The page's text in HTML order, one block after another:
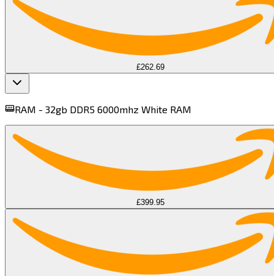
£262.69
RAM - 32gb DDR5 6000mhz White RAM​​​​‌ ‍ ​‍​‍‌‍ ‌ ​‍‌‍‍‌‌‍‌ ‌‍‍‌‌‍ ‍​‍​‍​ ‍‍​‍​‍‌ ​ ‌‍​‌‌‍ ‍‌‍‍‌‌ ‌​‌ ‍‌​‍ ‍‌‍‍‌‌‍ ​‍​‍​‍ ​​‍​‍‌‍‍​‌ ​‍‌‍‌‌‌‍‌‍​‍​‍​ ‍‍​‍​‍​‍ ‌‍​‌‌‍‌​‌‍ ‌‌‍‍‌‌‍ ‍​‍ ‌‍‍‌‌‍ ‍‌ ‌​‌‍‌‌‌‍ ‍‌ ‌​​‍ ‌‍‌‌‌‍‌​‌‍‍‌‌ ‌​​‍ ‌‍ ‌‌‍ ‌‍‌​‌‍‌‌​ ‌‌ ​​‌ ​‍‌‍‌‌‌ ​ ‌‍‌‌‌‍ ‍‌ ‌​‌‍​‌‌ ‌​‌‍‍‌‌‍ ‌‍ ‍​ ‍ ‌‍‍‌‌‍‌​​ ‌‌‍​ ​ ‌‌​ ​ ​ ‌‌​ ‍​‌‍​‌​ ‌‍‌‍‌‍​‍ ‌​ ​​‌‍‌‌​ ‌​‌‍​‍​‍ ‌​ ‌​​ ‌‍​ ​‍‌‍‌‍​‍ ‌‌‍​‌‌‍‌​‌‍‌​​ ​​​‍ ‌​ ‌‌‌‍​‌​ ‌‍​ ‌‌​ ​ ‌‍‌‌​ ‌‍‌‍​ ‌‍‌‍​ ​ ​ ​‍‌‍​‌​ ‍ ‌ ‌​‌ ‍‌‌ ​​‌‍‌‌​ ‌‌ ​‍‌‍​‌‌‍ ‌​ ‍ ‌ ​​‌‍​‌‌ ‌​‌‍‍​​ ‌‌‍ ‍‌‍​‌‌‍ ‌‌‍‌‌​ ‌‍​‍‌‍​‌‌ ​ ‌‍‌‌‌‌‌‌‌ ​‍‌‍ ​​ ‌​‍‌‌​ ​‍‌​‌‍‌‍​‌‌‍‌​‌‍ ‌‌‍‍‌‌‍ ‍​‍‌‍‌‍‍‌‌‍‌​​ ‌‌‍​ ​ ‌‌​ ​ ​ ‌‌​ ‍​‌‍​‌​ ‌‍‌‍‌‍​‍ ‌​ ​​‌‍‌‌​ ‌​‌‍​‍​‍ ‌​ ‌​​ ‌‍​ ​‍‌‍‌‍​‍ ‌‌‍​‌‌‍‌​‌‍‌​​ ​​​‍ ‌​ ‌‌‌‍​‌​ ‌‍​ ‌‌​ ​ ‌‍‌‌​ ‌‍‌‍​ ‌‍‌‍​ ​ ​ ​‍‌‍​‌​‍‌‍‌ ‌​‌ ‍‌‌ ​​‌‍‌‌​ ‌‌ ​‍‌‍​‌‌‍ ‌​‍‌‍‌ ​​‌‍​‌‌ ‌​‌‍‍​​ ‌‌‍ ‍‌‍​‌‌‍ ‌‌‍‌‌​‍‌‍‌ ​​‌‍‌‌‌ ​‍‌ ​ ‌ ​​‌‍‌‌‌‍​ ‌ ‌​‌‍‍‌‌ ‌‍‌‍‌‌​ ‌‌ ​​‌ ‌‌‌‍​‍‌‍ ​‌‍‍‌‌ ​ ‌‍‍​‌‍‌‌‌‍‌​​‍​‍‌ ‌
£399.95